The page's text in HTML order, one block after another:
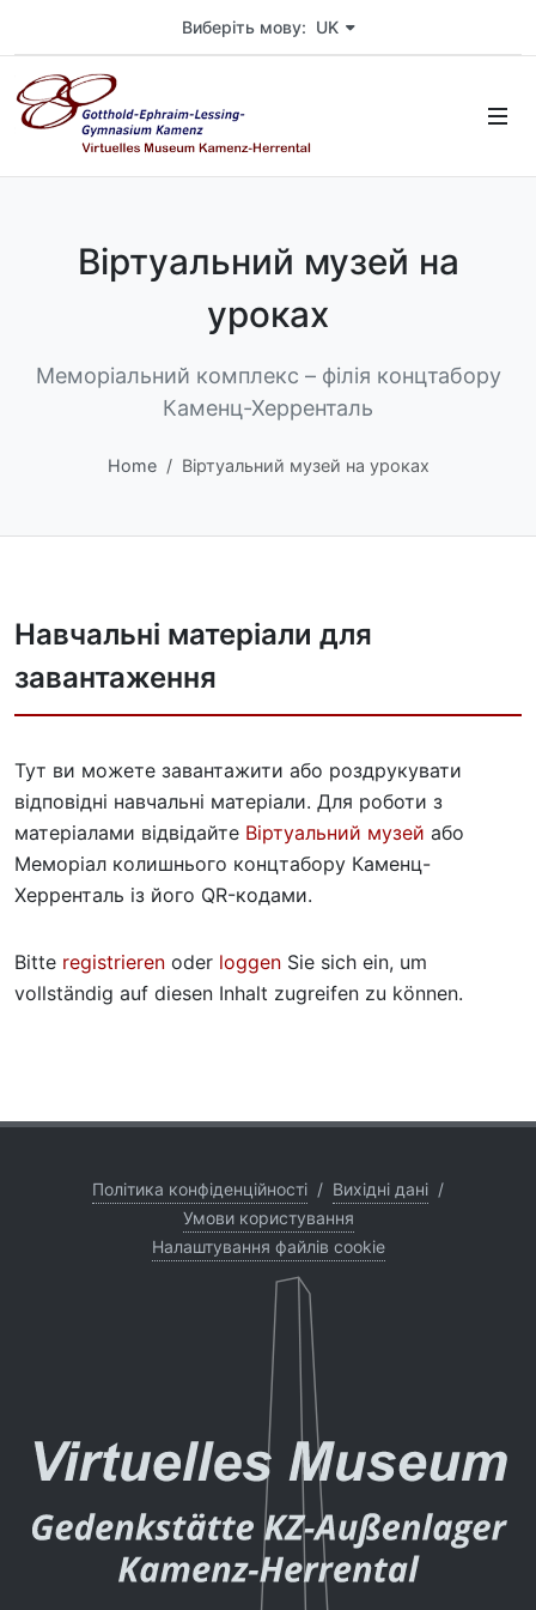
Виберіть мову: UK
Віртуальний музей на
уроках
Меморіальний комплекс – філія концтабору
Каменц-Херренталь
Home Віртуальний музей на уроках
Навчальні матеріали для
завантаження
Тут ви можете завантажити або роздрукувати
відповідні навчальні матеріали. Для роботи з
матеріалами відвідайте Віртуальний музей або
Меморіал колишнього концтабору Каменц-
Херренталь із його QR-кодами.
Bitte registrieren oder loggen Sie sich ein, um
vollständig auf diesen Inhalt zugreifen zu können.
Політика конфіденційності / Вихідні дані /
Умови користування
Налаштування файлів cookie